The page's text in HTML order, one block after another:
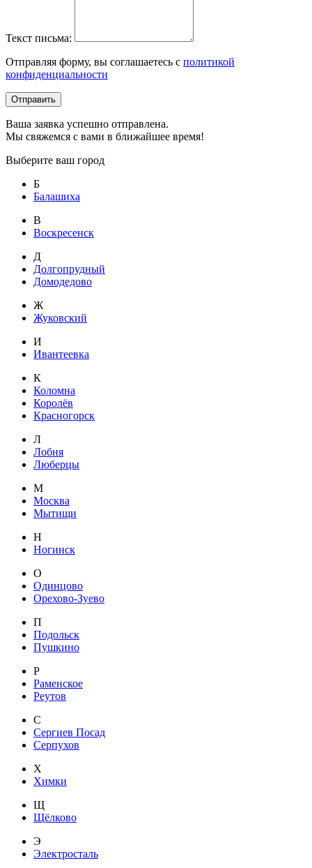
Текст письма:
Отправляя форму, вы соглашаетесь с политикой
конфиденциальности
Отправить
Ваша заявка успешно отправлена.
Мы свяжемся с вами в ближайшее время!
Выберите ваш город
Б
Балашиха
В
Воскресенск
Д
Долгопрудный
Домодедово
Ж
Жуковский
И
Ивантеевка
К
Коломна
Королёв
Красногорск
Л
Лобня
Люберцы
М
Москва
Мытищи
Н
Ногинск
О
Одинцово
Орехово-Зуево
П
Подольск
Пушкино
Р
Раменское
Реутов
С
Сергиев Посад
Серпухов
Х
Химки
Щ
Щёлково
Э
Электросталь